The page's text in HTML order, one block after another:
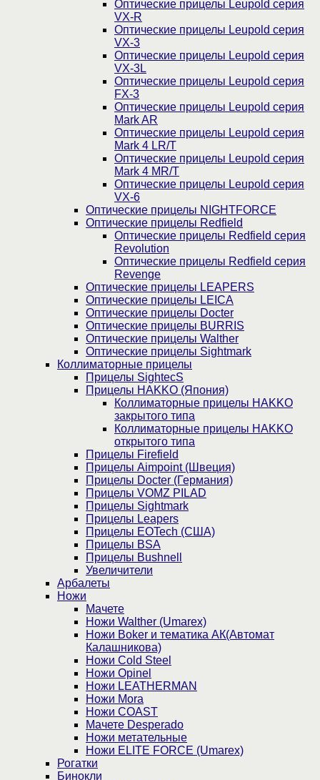
Оптические прицелы Leupold серия
VX-R
Оптические прицелы Leupold серия
VX-3
Оптические прицелы Leupold серия
VX-3L
Оптические прицелы Leupold серия
FX-3
Оптические прицелы Leupold серия
Mark AR
Оптические прицелы Leupold серия
Mark 4 LR/T
Оптические прицелы Leupold серия
Mark 4 MR/T
Оптические прицелы Leupold серия
VX-6
Оптические прицелы NIGHTFORCE
Оптические прицелы Redfield
Оптические прицелы Redfield серия
Revolution
Оптические прицелы Redfield серия
Revenge
Оптические прицелы LEAPERS
Оптические прицелы LEICA
Оптические прицелы Docter
Оптические прицелы BURRIS
Оптические прицелы Walther
Оптические прицелы Sightmark
Коллиматорные прицелы
Прицелы SightecS
Прицелы HAKKO (Япония)
Коллиматорные прицелы HAKKO
закрытого типа
Коллиматорные прицелы HAKKO
открытого типа
Прицелы Firefield
Прицелы Aimpoint (Швеция)
Прицелы Docter (Германия)
Прицелы VOMZ PILAD
Прицелы Sightmark
Прицелы Leapers
Прицелы EOTech (США)
Прицелы BSA
Прицелы Bushnell
Увеличители
Арбалеты
Ножи
Мачете
Ножи Walther (Umarex)
Ножи Boker и тематика АК(Автомат
Калашникова)
Ножи Cold Steel
Ножи Opinel
Ножи LEATHERMAN
Ножи Mora
Ножи COAST
Мачете Desperado
Ножи метательные
Ножи ELITE FORCE (Umarex)
Рогатки
Бинокли